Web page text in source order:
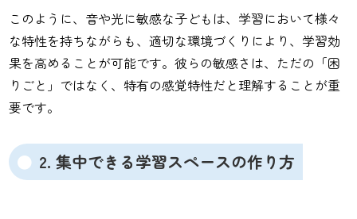
このように、音や光に敏感な子どもは、学習において様々
な特性を持ちながらも、適切な環境づくりにより、学習効
果を高めることが可能です。彼らの敏感さは、ただの「困
りごと」ではなく、特有の感覚特性だと理解することが重
要です。
2. 集中できる学習スペースの作り方